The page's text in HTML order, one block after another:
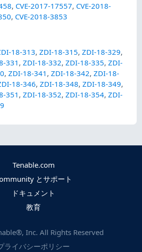
, CVE-2017-17557, CVE-2018-
, CVE-2018-3853
18-313,ZDI-18-315,ZDI-18-329,
331 ,ZDI-18-332,ZDI-18-335,ZDI-
,ZDI-18-341 ,ZDI-18-342,ZDI-18-
18-346,ZDI-18-348,ZDI-18-349,
351 ,ZDI-18-352,ZDI-18-354,ZDI-
Tenable.com
とサポート
ドキュメント
教育
Inc. All Rights Reserved
ライバシーポリシー